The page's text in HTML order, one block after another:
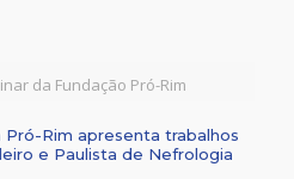
da Fundação Pró-Rim
Pró-Rim apresenta trabalhos
e Paulista de Nefrologia